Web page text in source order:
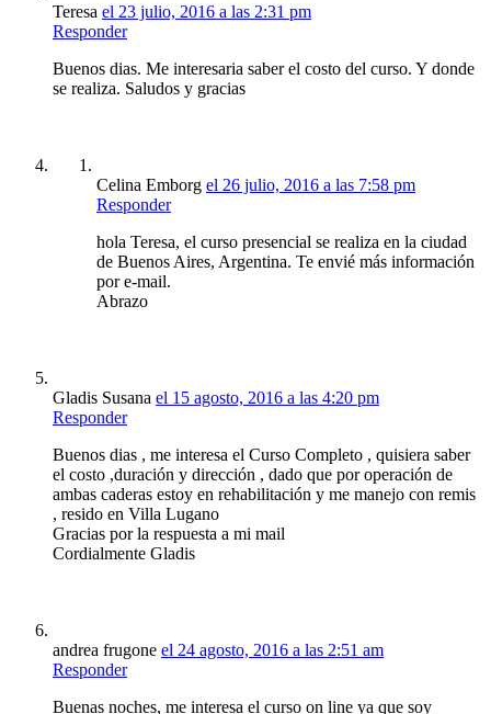
Teresa el 23 julio, 2016 a las 2:31 pm
Responder
Buenos dias. Me interesaria saber el costo del curso. Y donde
se realiza. Saludos y gracias
Celina Emborg el 26 julio, 2016 a las 7:58 pm
Responder
hola Teresa, el curso presencial se realiza en la ciudad
de Buenos Aires, Argentina. Te envié más información
por e-mail.
Abrazo
Gladis Susana el 15 agosto, 2016 a las 4:20 pm
Responder
Buenos dias , me interesa el Curso Completo , quisiera saber
el costo ,duración y dirección , dado que por operación de
ambas caderas estoy en rehabilitación y me manejo con remis
, resido en Villa Lugano
Gracias por la respuesta a mi mail
Cordialmente Gladis
andrea frugone el 24 agosto, 2016 a las 2:51 am
Responder
Buenas noches, me interesa el curso on line ya que soy